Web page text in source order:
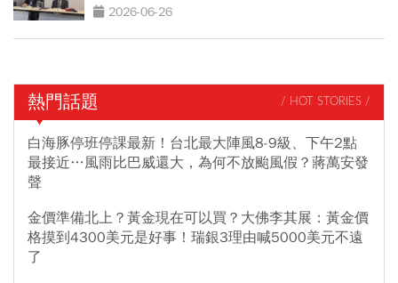
2026-06-26
熱門話題 / HOT STORIES /
白海豚停班停課最新！台北最大陣風8-9級、下午2點
最接近…風雨比巴威還大，為何不放颱風假？蔣萬安發
聲
金價準備北上？黃金現在可以買？大佛李其展：黃金價
格摸到4300美元是好事！瑞銀3理由喊5000美元不遠
了